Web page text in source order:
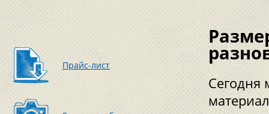
Прайс-лист
Сегодня